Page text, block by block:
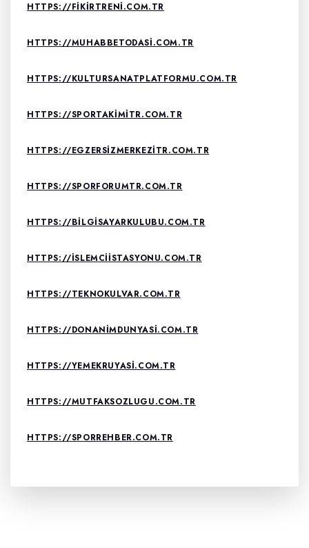
HTTPS://FIKIRTRENI.COM.TR
HTTPS://MUHABBETODASI.COM.TR
HTTPS://KULTURSANATPLATFORMU.COM.TR
HTTPS://SPORTAKIMITR.COM.TR
HTTPS://EGZERSIZMERKEZITR.COM.TR
HTTPS://SPORFORUMTR.COM.TR
HTTPS://BILGISAYARKULUBU.COM.TR
HTTPS://ISLEMCIISTASYONU.COM.TR
HTTPS://TEKNOKULVAR.COM.TR
HTTPS://DONANIMDUNYASI.COM.TR
HTTPS://YEMEKRUYASI.COM.TR
HTTPS://MUTFAKSOZLUGU.COM.TR
HTTPS://SPORREHBER.COM.TR